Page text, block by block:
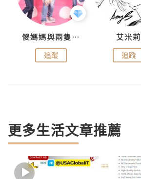
儍媽媽與兩隻小魔怪之家
追蹤
艾米莉
追蹤
更多生活文章推薦